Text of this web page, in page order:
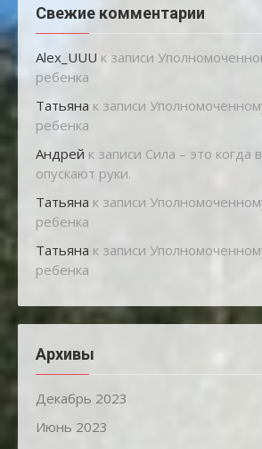
Свежие комментарии
Alex_UUU к записи
ребенка
Татьяна к записи
ребенка
Андрей к записи Сила – это когда
опускают руки.
Татьяна к записи
ребенка
Татьяна к записи
ребенка
Архивы
Декабрь 2023
Июнь 2023